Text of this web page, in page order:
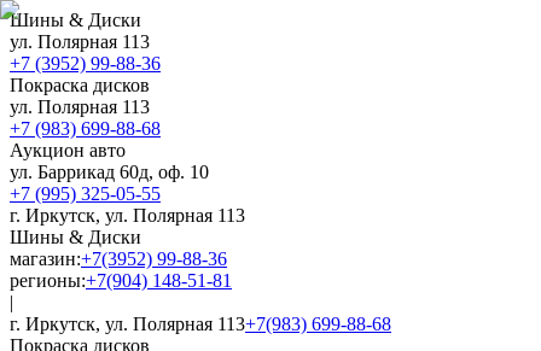
Шины & Диски
ул. Полярная 113
+7 (3952) 99-88-36
Покраска дисков
ул. Полярная 113
+7 (983) 699-88-68
Аукцион авто
ул. Баррикад 60д, оф. 10
+7 (995) 325-05-55
г. Иркутск, ул. Полярная 113
Шины & Диски
магазин:+7(3952) 99-88-36
регионы:+7(904) 148-51-81
|
г. Иркутск, ул. Полярная 113+7(983) 699-88-68
Покраска дисков